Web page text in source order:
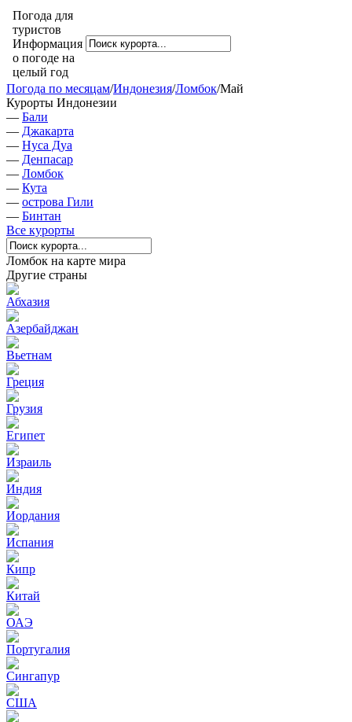
Погода для
туристов
Информация
о погоде на
целый год
Погода по месяцам/Индонезия/Ломбок/Май
Курорты Индонезии
— Бали
— Джакарта
— Нуса Дуа
— Денпасар
— Ломбок
— Кута
— острова Гили
— Бинтан
Все курорты
Ломбок на карте мира
Другие страны
Абхазия
Азербайджан
Вьетнам
Греция
Грузия
Египет
Израиль
Индия
Иордания
Испания
Кипр
Китай
ОАЭ
Португалия
Сингапур
США